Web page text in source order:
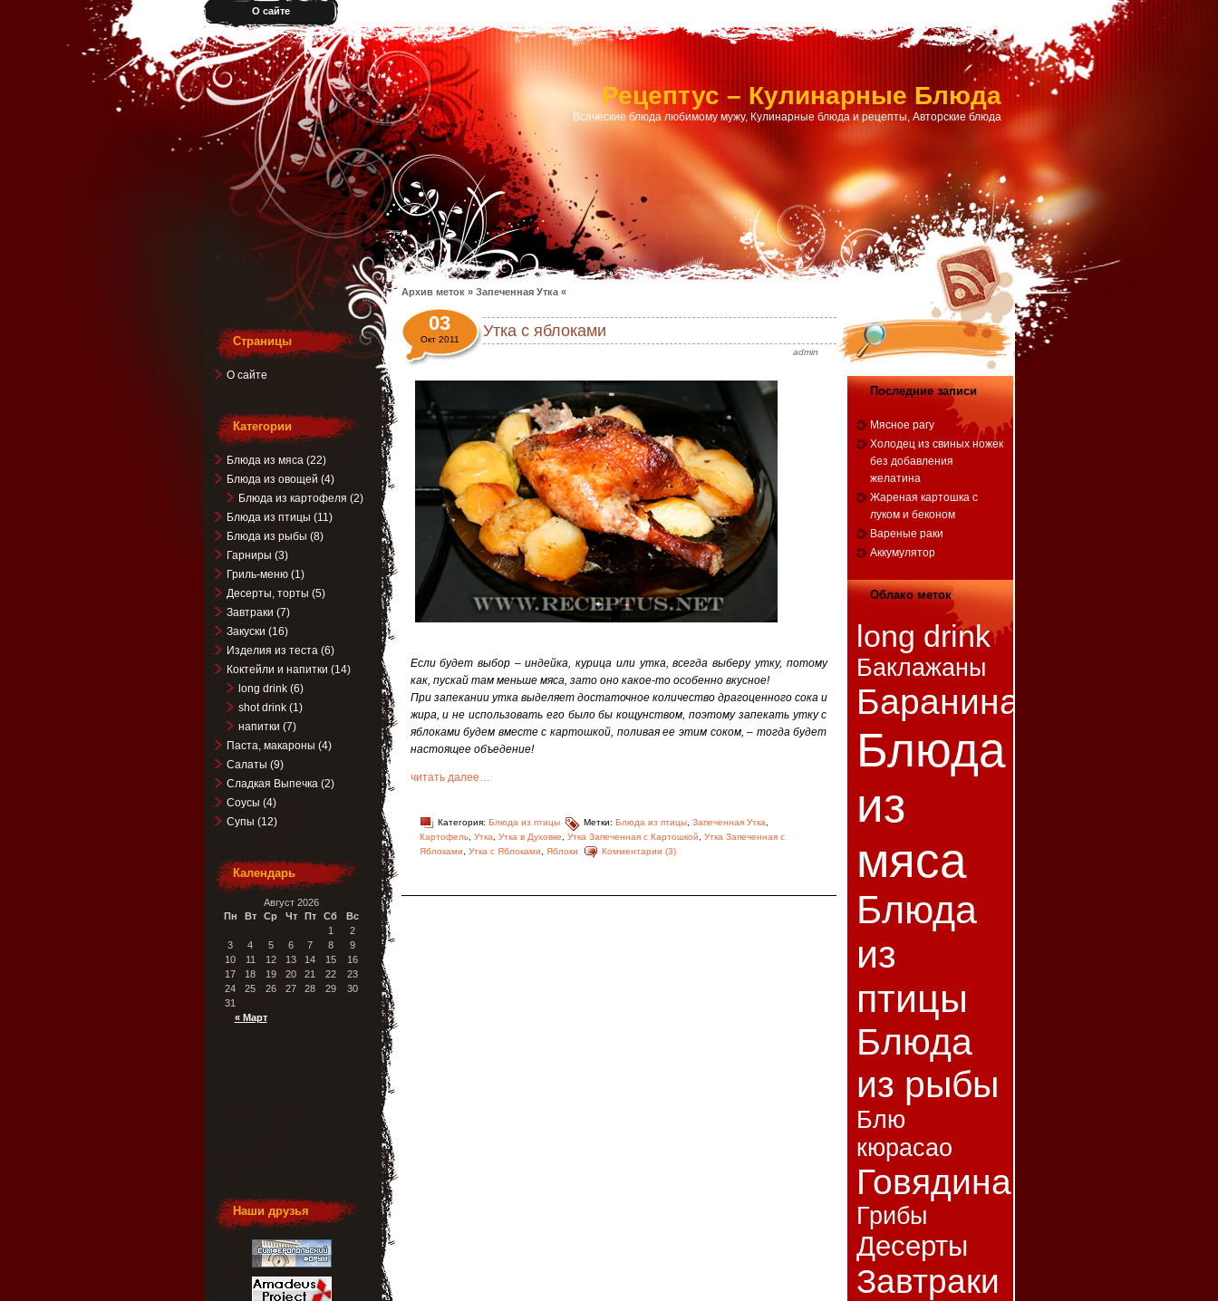
О сайте
Рецептус – Кулинарные Блюда
Всяческие блюда любимому мужу, Кулинарные блюда и рецепты, Авторские блюда
Архив меток » Запеченная Утка «
Утка с яблоками
admin
03
Окт 2011
Если будет выбор – индейка, курица или утка, всегда выберу утку, потому
как, пускай там меньше мяса, зато оно какое-то особенно вкусное!
При запекании утка выделяет достаточное количество драгоценного сока и
жира, и не использовать его было бы кощунством, поэтому запекать утку с
яблоками будем вместе с картошкой, поливая ее этим соком, – тогда будет
настоящее объедение!
читать далее…
Категория: Блюда из птицы Метки: Блюда из птицы, Запеченная Утка
Картофель, Утка Утка в Духовке Утка Запеченная с Картошкой
Утка Запеченная с
Яблоками
Утка с Яблоками Яблоки Комментарии (3)
Страницы
О сайте
Категории
Блюда из мяса(22)
Блюда из овощей (4)
Блюда из картофеля (2)
Блюда из птицы (11)
Блюда из рыбы (8)
Гарниры (3)
Гриль-меню(1)
Десерты, торты (5)
Завтраки (7)
Закуски (16)
Изделия из теста(6)
Коктейли и напитки (14)
long drink(6)
shot drink(1)
напитки (7)
Паста, макароны (4)
Салаты (9)
Сладкая Выпечка(2)
Соусы (4)
Супы (12)
Календарь
Август 2026
Пн
Вт Ср Чт Пт Сб Вс
« Март
1
2
3
4 5 6 7 8
9
10
11 12 13 14 15
16
17
18 19 20 21 22
23
24
25 26 27 28 29
30
31
Наши друзья
Последние записи
Мясное рагу
Холодец из свиных ножек
без добавления
желатина
Жареная картошка с
луком и беконом
Вареные раки
Аккумулятор
Облако меток
long drink
Баклажаны
Баранина
Блюда
из
мяса
Блюда
из
птицы
Блюда
из рыбы
Блю
кюрасао
Говядина
Грибы
Десерты
Завтраки